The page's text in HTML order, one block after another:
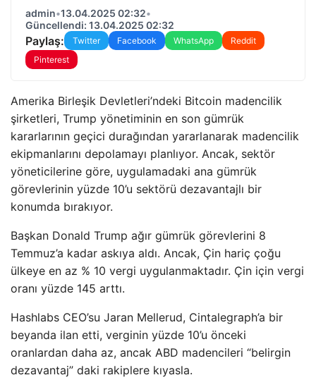
admin•13.04.2025 02:32•
Güncellendi: 13.04.2025 02:32
Paylaş: Twitter Facebook WhatsApp
Reddit
Pinterest
Amerika Birleşik Devletleri’ndeki Bitcoin madencilik
şirketleri, Trump yönetiminin en son gümrük
kararlarının geçici durağından yararlanarak madencilik
ekipmanlarını depolamayı planlıyor. Ancak, sektör
yöneticilerine göre, uygulamadaki ana gümrük
görevlerinin yüzde 10’u sektörü dezavantajlı bir
konumda bırakıyor.
Başkan Donald Trump ağır gümrük görevlerini 8
Temmuz’a kadar askıya aldı. Ancak, Çin hariç çoğu
ülkeye en az % 10 vergi uygulanmaktadır. Çin için vergi
oranı yüzde 145 arttı.
Hashlabs CEO’su Jaran Mellerud, Cintalegraph’a bir
beyanda ilan etti, verginin yüzde 10’u önceki
oranlardan daha az, ancak ABD madencileri “belirgin
dezavantaj” daki rakiplere kıyasla.